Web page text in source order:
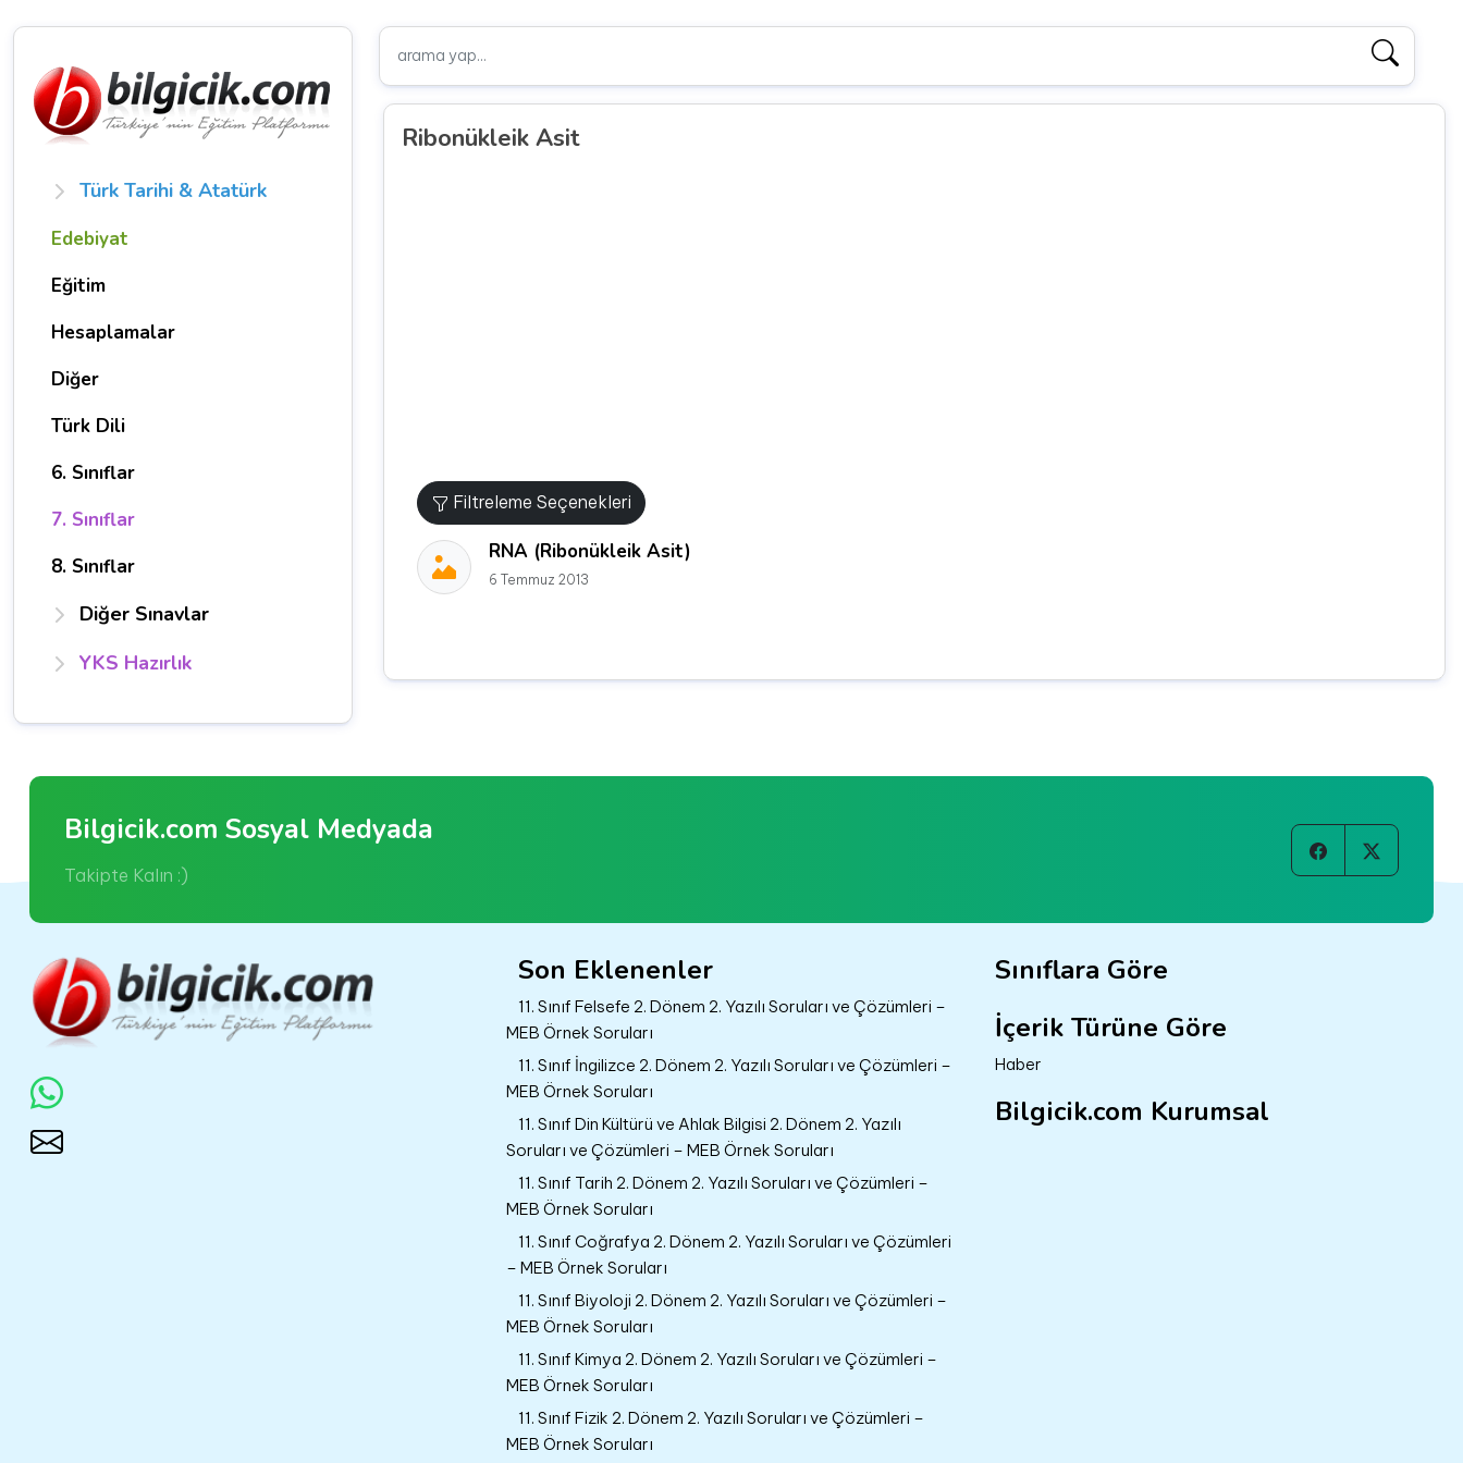
Türk Tarihi & Atatürk
Edebiyat
Eğitim
Hesaplamalar
Diğer
Türk Dili
6. Sınıflar
7. Sınıflar
8. Sınıflar
Diğer Sınavlar
YKS Hazırlık
Ribonükleik Asit
Filtreleme Seçenekleri
RNA (Ribonükleik Asit)
6 Temmuz 2013
Bilgicik.com Sosyal Medyada
Takipte Kalın :)
Son Eklenenler
11. Sınıf Felsefe 2. Dönem 2. Yazılı Soruları ve Çözümleri –
MEB Örnek Soruları
11. Sınıf İngilizce 2. Dönem 2. Yazılı Soruları ve Çözümleri –
MEB Örnek Soruları
11. Sınıf Din Kültürü ve Ahlak Bilgisi 2. Dönem 2. Yazılı
Soruları ve Çözümleri – MEB Örnek Soruları
11. Sınıf Tarih 2. Dönem 2. Yazılı Soruları ve Çözümleri –
MEB Örnek Soruları
11. Sınıf Coğrafya 2. Dönem 2. Yazılı Soruları ve Çözümleri
– MEB Örnek Soruları
11. Sınıf Biyoloji 2. Dönem 2. Yazılı Soruları ve Çözümleri –
MEB Örnek Soruları
11. Sınıf Kimya 2. Dönem 2. Yazılı Soruları ve Çözümleri –
MEB Örnek Soruları
11. Sınıf Fizik 2. Dönem 2. Yazılı Soruları ve Çözümleri –
MEB Örnek Soruları
Sınıflara Göre
İçerik Türüne Göre
Haber
Bilgicik.com Kurumsal